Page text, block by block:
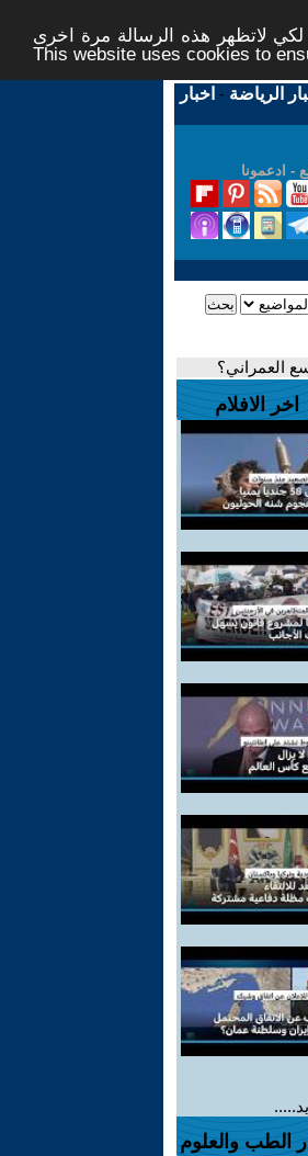
لاتظهر هذه الرسالة مرة اخرى -
This website uses cookies to
الرياضة - اخبار
- ادعمونا
العمراني؟
اخر الافلام
الطب والعلوم